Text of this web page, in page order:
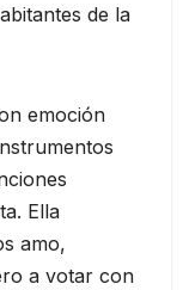
de la
emoción
Ella
amo,
a votar con